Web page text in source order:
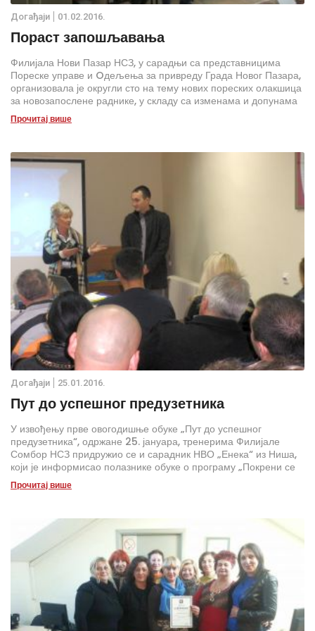
Дoгађаjи 01.02.2016.
Пораст запошљавања
Филијала Нови Пазар НСЗ, у сарадњи са представницима
Пореске управе и Oдељења за привреду Града Новог Пазара,
организовала је округли сто на тему нових пореских олакшица
за новозапослене раднике, у складу са изменама и допунама
Закона о порезу на доходак грађана и Закона о доприносима
за обавезно социјално осигурање. Нове законске измене
Прочитај више
Дoгађаjи 25.01.2016.
Пут до успешног предузетника
У извођењу прве овогодишње обуке „Пут до успешног
предузетника“, одржане 25. јануара, тренерима Филијале
Сомбор НСЗ придружио се и сарадник НВО „Енека“ из Ниша,
који је информисао полазнике обуке о програму „Покрени се
за посао“.
Прочитај више